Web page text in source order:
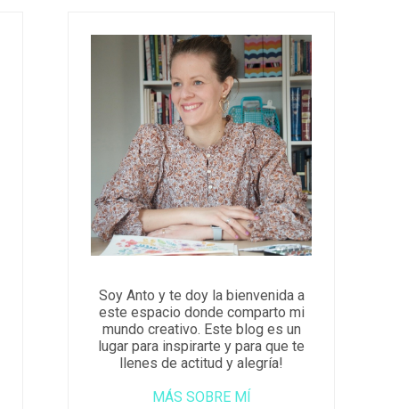
Soy Anto y te doy la bienvenida a
este espacio donde comparto mi
mundo creativo. Este blog es un
lugar para inspirarte y para que te
llenes de actitud y alegría!
MÁS SOBRE MÍ